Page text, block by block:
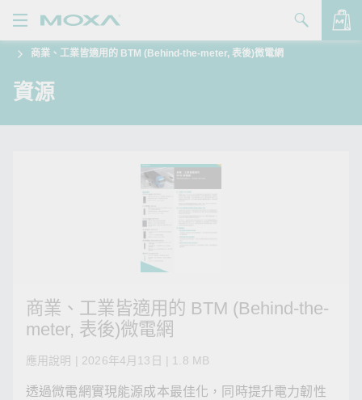
品
決方案
Moxa
商業、工業皆適用的 BTM (Behind-the-meter, 表後)微電網
資源
商業、工業皆適用的 BTM (Behind-the-
meter, 表後)微電網
應用說明 | 2026年4月13日 | 1.8 MB
透過微電網實現能源成本最佳化，同時提升電力韌性
查看詢價明細